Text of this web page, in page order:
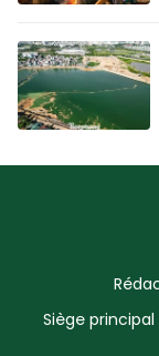
Siège principal